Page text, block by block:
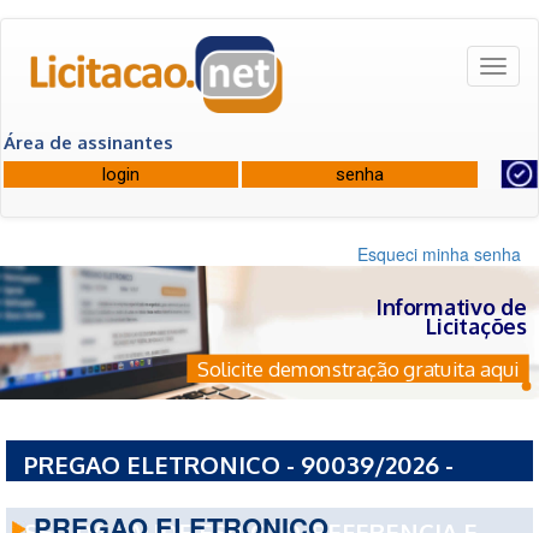
Área de assinantes
Esqueci minha senha
Informativo de
Licitações
Solicite demonstração gratuita aqui
PREGAO ELETRONICO - 90039/2026 -